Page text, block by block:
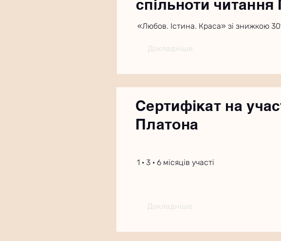
спільноти читання
«Любов. Істина. Краса» зі знижкою
Докладніше
Сертифікат на
Платона
1 · 3 · 6 місяців участі
Докладніше